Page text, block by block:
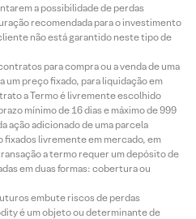
a possibilidade de perdas
recomendada para o investimento
não está garantido neste tipo de
para compra ou a venda de uma
um preço fixado, para liquidação em
a Termo é livremente escolhido
mínimo de 16 dias e máximo de 999
ação adicionado de uma parcela
livremente em mercado, em
a termo requer um depósito de
em duas formas: cobertura ou
embute riscos de perdas
é um objeto ou determinante de